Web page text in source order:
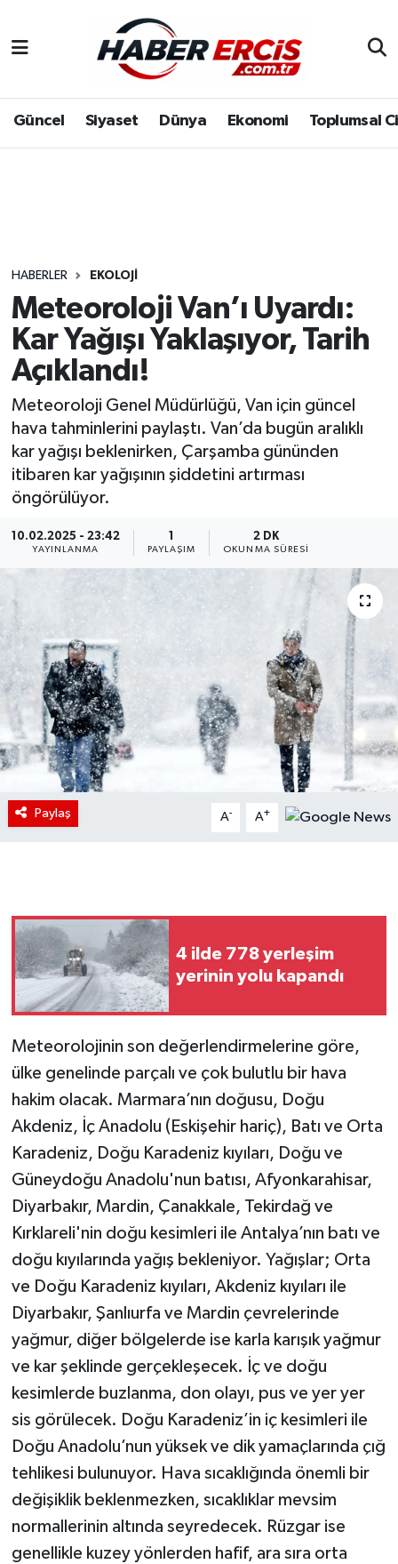
Güncel Siyaset Dünya Ekonomi Toplumsal
HABERLER EKOLOJI
Meteoroloji Van’ı Uyardı:
Kar Yağışı Yaklaşıyor, Tarih
Açıklandı!
Meteoroloji Genel Müdürlüğü, Van için güncel
hava tahminlerini paylaştı. Van’da bugün aralıklı
kar yağışı beklenirken, Çarşamba gününden
itibaren kar yağışının şiddetini artırması
öngörülüyor.
10.02.2025 - 23:42
YAYINLANMA PAYLAŞIM
2 DK
OKUNMA SÜRESI
Paylaş A- A+
4 ilde 778 yerleşim
yerinin yolu kapandı
Meteorolojinin son değerlendirmelerine göre,
ülke genelinde parçalı ve çok bulutlu bir hava
hakim olacak. Marmara’nın doğusu, Doğu
Akdeniz, İç Anadolu (Eskişehir hariç), Batı ve Orta
Karadeniz, Doğu Karadeniz kıyıları, Doğu ve
Güneydoğu Anadolu'nun batısı, Afyonkarahisar,
Diyarbakır, Mardin, Çanakkale, Tekirdağ ve
Kırklareli'nin doğu kesimleri ile Antalya’nın batı ve
doğu kıyılarında yağış bekleniyor. Yağışlar; Orta
ve Doğu Karadeniz kıyıları, Akdeniz kıyıları ile
Diyarbakır, Şanlıurfa ve Mardin çevrelerinde
yağmur, diğer bölgelerde ise karla karışık yağmur
ve kar şeklinde gerçekleşecek. İç ve doğu
kesimlerde buzlanma, don olayı, pus ve yer yer
sis görülecek. Doğu Karadeniz’in iç kesimleri ile
Doğu Anadolu’nun yüksek ve dik yamaçlarında çığ
tehlikesi bulunuyor. Hava sıcaklığında önemli bir
değişiklik beklenmezken, sıcaklıklar mevsim
normallerinin altında seyredecek. Rüzgar ise
genellikle kuzey yönlerden hafif, ara sıra orta